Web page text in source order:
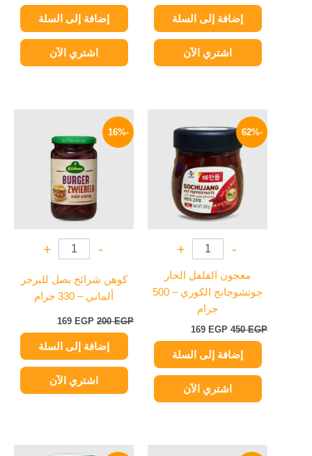
إضافة إلى السلة
اشتري الآن
إضافة إلى السلة
اشتري الآن
-62%
-
+
معجون الفلفل الحار
جوتشوجانج الكوري – 500
جرام
450EGP
الأصلي
هو:
450 EGP.
169 EGP
الحالي
169 EGP.
إضافة إلى السلة
اشتري الآن
-16%
-
+
كوهن شرائح بصل للبرجر
ألماني – 330 جرام
200EGP
هو:
200 EGP.
169 EGP
هو:
169 EGP.
إضافة إلى السلة
اشتري الآن